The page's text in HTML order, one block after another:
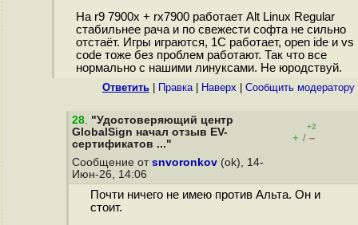
На r9 7900x + rx7900 работает Alt Linux Regular
стабильнее рача и по свежести софта не сильно
отстаёт. Игры играются, 1С работает, open ide и vs
code тоже без проблем работают. Так что все
нормально с нашими линуксами. Не юродствуй.
Ответить Правка| Наверх Cообщить модератору
28. "Удостоверяющий центр
GlobalSign начал отзыв EV-
сертификатов ..."
+2
+ / –
Сообщение от snvoronkov (ok), 14-
Июн-26, 14:06
Почти ничего не имею против Альта. Он и
стоит.